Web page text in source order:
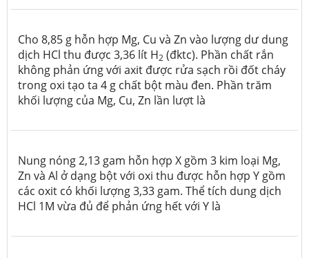
Cho 8,85 g hỗn hợp Mg, Cu và Zn vào lượng dư dung
dịch HCl thu được 3,36 lít H2 (đktc). Phần chất rắn
không phản ứng với axit được rửa sạch rồi đốt cháy
trong oxi tạo ta 4 g chất bột màu đen. Phần trăm
khối lượng của Mg, Cu, Zn lần lượt là
Nung nóng 2,13 gam hỗn hợp X gồm 3 kim loại Mg,
Zn và Al ở dạng bột với oxi thu được hỗn hợp Y gồm
các oxit có khối lượng 3,33 gam. Thể tích dung dịch
HCl 1M vừa đủ để phản ứng hết với Y là